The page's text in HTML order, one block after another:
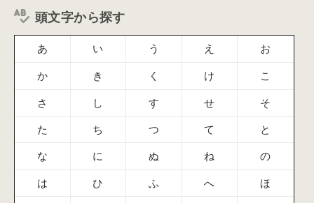
頭文字から探す
あ い う え お
か き く け こ
さ し す せ そ
た ち つ て と
な に ぬ ね の
は ひ ふ へ ほ